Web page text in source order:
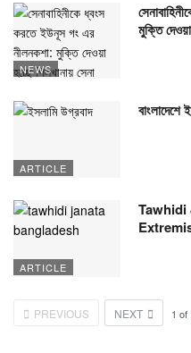
NEWS
মুক্তি
ARTICLE
বাংলাদেশে
ARTICLE
Tawhidi
PREVIOUS NEXT 1 of